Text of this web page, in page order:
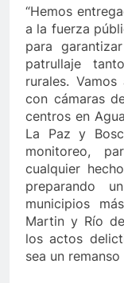
docente que
“Hemos
a la fuerza
para
patrullaje
rurales.
con cámaras
centros en
La Paz y
monitoreo,
cualquier
preparando
municipios
Martin y Río
los actos
sea un